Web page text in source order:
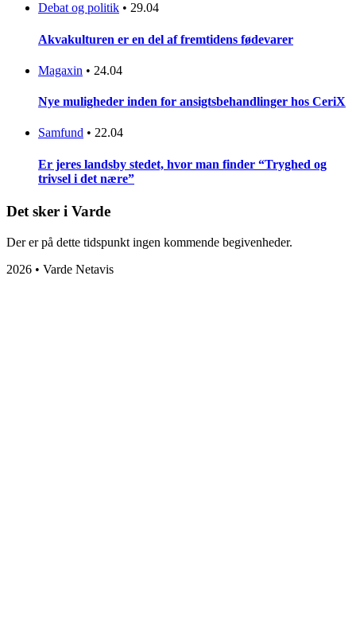
Debat og politik • 29.04
Akvakulturen er en del af fremtidens fødevarer
Magaxin • 24.04
Nye muligheder inden for ansigtsbehandlinger hos CeriX
Samfund • 22.04
Er jeres landsby stedet, hvor man finder “Tryghed og
trivsel i det nære”
Det sker i Varde
Der er på dette tidspunkt ingen kommende begivenheder.
2026 • Varde Netavis